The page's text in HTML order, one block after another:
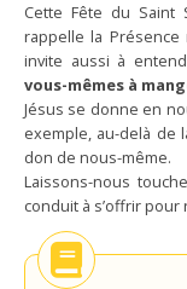
Cette Fête du Saint
rappelle la Présence
invite aussi à
vous-mêmes à
Jésus se donne en
exemple, au-delà de
don de nous-même.
Laissons-nous
conduit à s’offrir